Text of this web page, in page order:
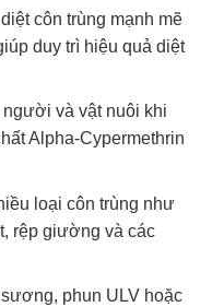
côn trùng mạnh mẽ
duy trì hiệu quả diệt
và vật nuôi khi
Alpha-Cypermethrin
loại côn trùng như
rệp giường và các
phun ULV hoặc